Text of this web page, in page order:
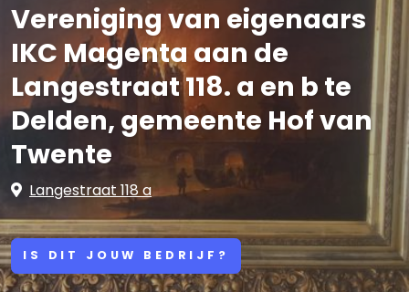
Vereniging van eigenaars
IKC Magenta aan de
Langestraat 118. a en b te
Delden, gemeente Hof van
Twente
Langestraat 118 a
IS DIT JOUW BEDRIJF?